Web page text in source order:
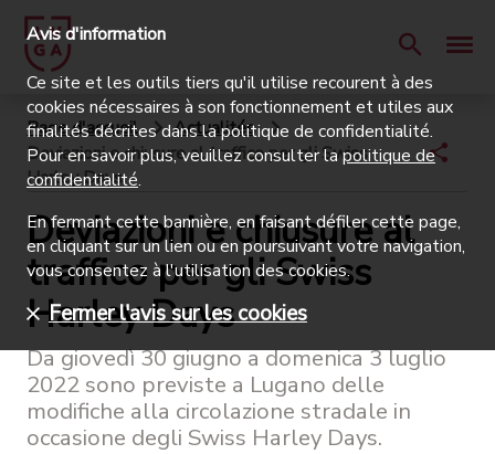
Page d'accueil
Actualités
Deviazioni e chiusure al traffico per gli Swiss
Harley Days
Deviazioni e chiusure al
traffico per gli Swiss
Harley Days
Da giovedì 30 giugno a domenica 3 luglio
2022 sono previste a Lugano delle
modifiche alla circolazione stradale in
occasione degli Swiss Harley Days.
Avis d'information
Ce site et les outils tiers qu'il utilise recourent à des
cookies nécessaires à son fonctionnement et utiles aux
finalités décrites dans la politique de confidentialité.
Pour en savoir plus, veuillez consulter lapolitique de
confidentialité.
En fermant cette bannière, en faisant défiler cette page,
en cliquant sur un lien ou en poursuivant votre navigation,
vous consentez à l'utilisation des cookies.
Fermer l'avis sur les cookies